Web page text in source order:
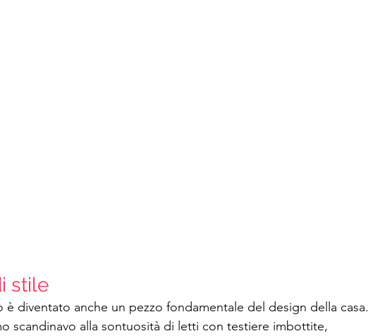
stile
diventato anche un pezzo fondamentale del design della casa.
scandinavo alla sontuosità di letti con testiere imbottite,